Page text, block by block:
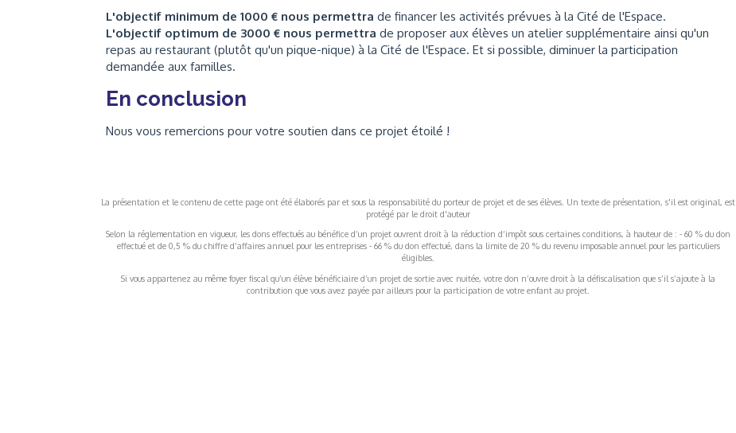
L'objectif minimum de 1000 € nous permettra de financer les activités prévues à la Cité de l'Espace.
L'objectif optimum de 3000 € nous permettra de proposer aux élèves un atelier supplémentaire ainsi qu'un
repas au restaurant (plutôt qu'un pique-nique) à la Cité de l'Espace. Et si possible, diminuer la participation
demandée aux familles.
En conclusion
Nous vous remercions pour votre soutien dans ce projet étoilé !
La présentation et le contenu de cette page ont été élaborés par et sous la responsabilité du porteur de projet et de ses élèves. Un texte de présentation, s'il est original, est
protégé par le droit d'auteur
Selon la réglementation en vigueur, les dons effectués au bénéfice d’un projet ouvrent droit à la réduction d’impôt sous certaines conditions, à hauteur de : - 60 % du don
effectué et de 0,5 % du chiffre d’affaires annuel pour les entreprises - 66 % du don effectué, dans la limite de 20 % du revenu imposable annuel pour les particuliers
éligibles.
Si vous appartenez au même foyer fiscal qu’un élève bénéficiaire d’un projet de sortie avec nuitée, votre don n’ouvre droit à la défiscalisation que s’il s’ajoute à la
contribution que vous avez payée par ailleurs pour la participation de votre enfant au projet.